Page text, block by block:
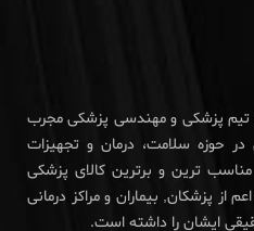
تیم پزشکی و مهندسی پزشکی مجرب
حوزه سلامت، درمان و تجهیزات
ترین و برترین کالای پزشکی
از پزشکان, بیماران و مراکز درمانی
ایشان را داشته است.